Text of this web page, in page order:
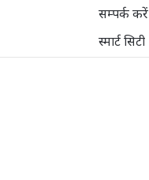
सम्पर्क करें
स्मार्ट सिटी